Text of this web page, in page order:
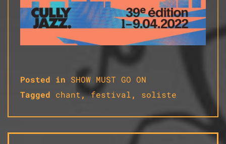
Posted in SHOW MUST GO ON
Tagged chant,festival, soliste